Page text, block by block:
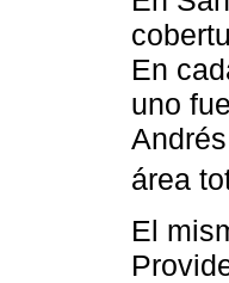
En
uno
área
El